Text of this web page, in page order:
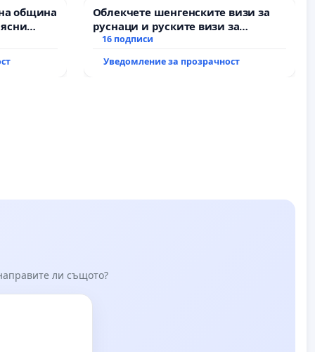
община
АД и от
Облекчете шенгенските визи за
руснаци и руските визи за
българи
16 подписи
Уведомление за прозрачност
ли същото?